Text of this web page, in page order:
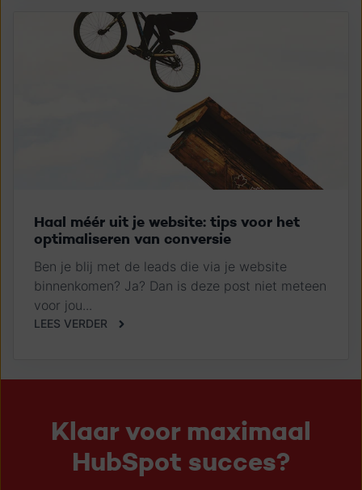
Haal méér uit je website: tips voor het
optimaliseren van conversie
Ben je blij met de leads die via je website
binnenkomen? Ja? Dan is deze post niet meteen
voor jou...
LEES VERDER
Klaar voor maximaal
HubSpot succes?